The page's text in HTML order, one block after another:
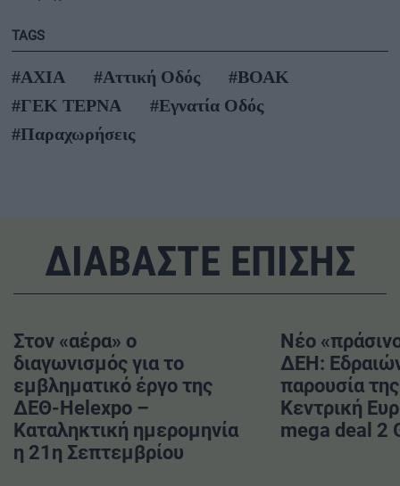
TAGS
#AXIA #Αττική Οδός
#ΒΟΑΚ
#ΓΕΚ ΤΕΡΝΑ
#Εγνατία Οδός
#Παραχωρήσεις
ΔΙΑΒΑΣΤΕ ΕΠΙΣΗΣ
Στον «αέρα» ο
διαγωνισμός για το
εμβληματικό έργο της
ΔΕΘ-Helexpo –
Καταληκτική ημερομηνία
η 21η Σεπτεμβρίου
Νέο
ΔΕΗ:
παρουσία
Κεντρική
mega deal 2